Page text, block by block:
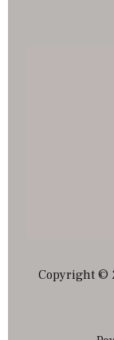
Copyright ©